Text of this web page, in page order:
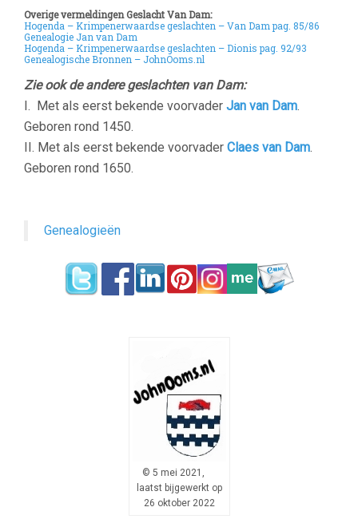
Overige vermeldingen Geslacht Van Dam:
Hogenda – Krimpenerwaardse geslachten – Van Dam pag. 85/86
Genealogie Jan van Dam
Hogenda – Krimpenerwaardse geslachten – Dionis pag. 92/93
Genealogische Bronnen – JohnOoms.nl
Zie ook de andere geslachten van Dam:
I. Met als eerst bekende voorvader Jan van Dam.
Geboren rond 1450.
II. Met als eerst bekende voorvader Claes van Dam.
Geboren rond 1650.
Genealogieën
© 5 mei 2021,
laatst bijgewerkt op
26 oktober 2022